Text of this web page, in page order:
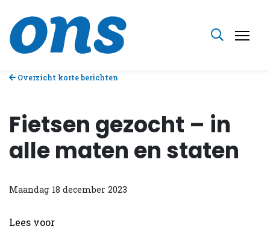
Overzicht korte berichten
Fietsen gezocht – in
alle maten en staten
Maandag 18 december 2023
Lees voor